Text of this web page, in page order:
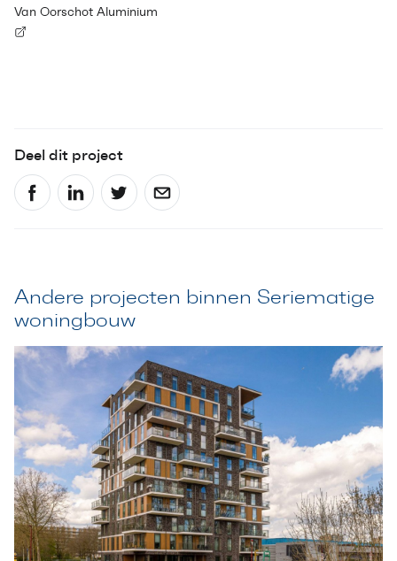
Van Oorschot Aluminium
Deel dit project
Andere projecten binnen Seriematige
woningbouw